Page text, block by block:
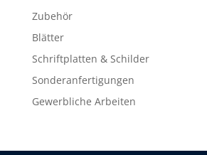
Zubehör
Blätter
Schriftplatten & Schilder
Sonderanfertigungen
Gewerbliche Arbeiten